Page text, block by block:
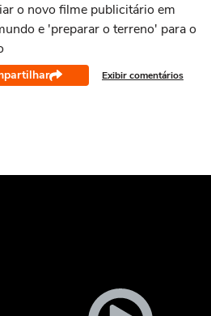
o novo filme publicitário em
e 'preparar o terreno' para o
Exibir comentários